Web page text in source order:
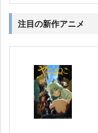
注目の新作アニメ